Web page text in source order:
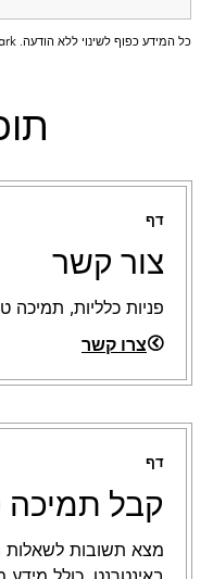
כל המידע כפוף לשינוי ללא הודעה. Lexmark אינה אחראית לשגיאות או להשמטות.
דף
צור קשר
פניות כלליות, תמיכה
צרו קשר
דף
קבל תמיכה
מצא תשובות לשאלות